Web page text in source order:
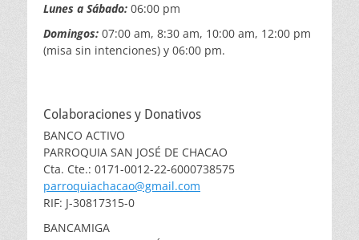
Lunes a Sábado: 06:00 pm
Domingos: 07:00 am, 8:30 am, 10:00 am, 12:00 pm
(misa sin intenciones) y 06:00 pm.
Colaboraciones y Donativos
BANCO ACTIVO
PARROQUIA SAN JOSÉ DE CHACAO
Cta. Cte.: 0171-0012-22-6000738575
parroquiachacao@gmail.com
RIF: J-30817315-0
BANCAMIGA